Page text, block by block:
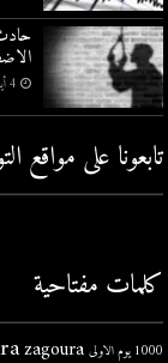
4 أيام ago
تابعونا على
كلمات مفتاحية
1000 يوم الاولى zagoura